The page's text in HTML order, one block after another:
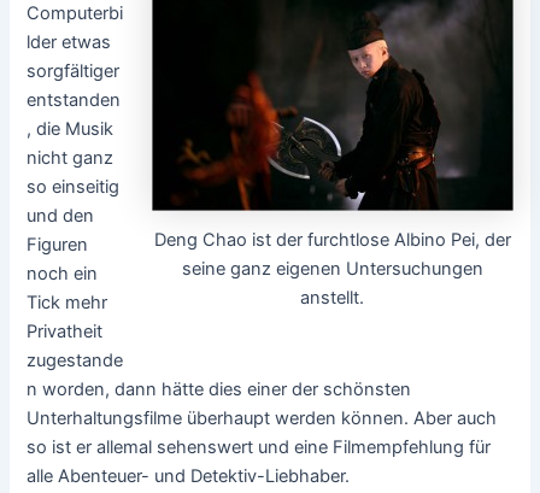
Deng Chao ist der furchtlose Albino Pei, der
seine ganz eigenen Untersuchungen
anstellt.
Computerbi
lder etwas
sorgfältiger
entstanden
, die Musik
nicht ganz
so einseitig
und den
Figuren
noch ein
Tick mehr
Privatheit
zugestande
n worden, dann hätte dies einer der schönsten
Unterhaltungsfilme überhaupt werden können. Aber auch
so ist er allemal sehenswert und eine Filmempfehlung für
alle Abenteuer- und Detektiv-Liebhaber.